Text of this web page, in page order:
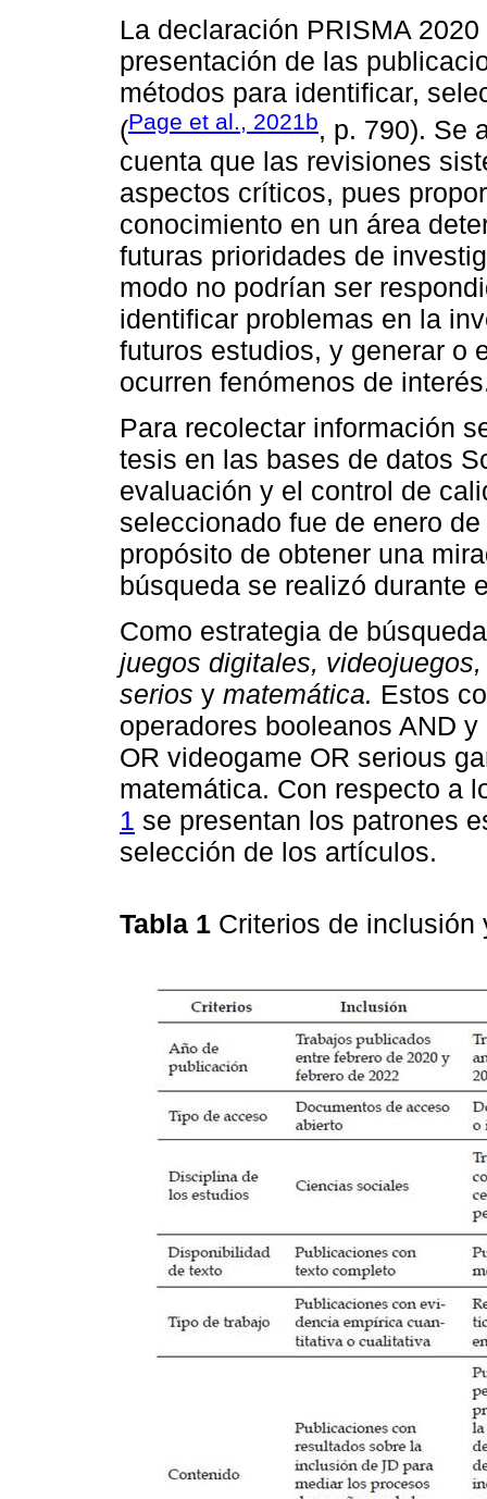
La declaración PRISMA
presentación de las
métodos para identificar,
(Page et al., 2021b, p. 790). Se
cuenta que las revisiones
aspectos críticos, pues
conocimiento en un área
futuras prioridades de
modo no podrían ser
identificar problemas en la
futuros estudios, y generar o
ocurren fenómenos de
Para recolectar información
tesis en las bases de datos
evaluación y el control de
seleccionado fue de enero
propósito de obtener una
búsqueda se realizó durante
Como estrategia de
juegos digitales,
serios y matemática. Estos
operadores booleanos AND
OR videogame OR serious
matemática. Con respecto a
1 se presentan los patrones
selección de los artículos.
Tabla 1 Criterios de